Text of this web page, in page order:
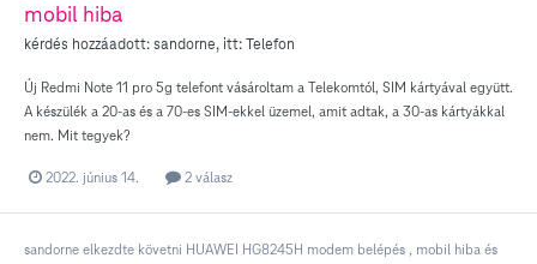
mobil hiba
kérdés hozzáadott:sandorne, itt:Telefon
Új Redmi Note 11 pro 5g telefont vásároltam a Telekomtól, SIM kártyával együtt.
A készülék a 20-as és a 70-es SIM-ekkel üzemel, amit adtak, a 30-as kártyákkal
nem. Mit tegyek?
2022. június 14. 2 válasz
sandorne elkezdte követni HUAWEI HG8245H modem belépés , mobil hiba és